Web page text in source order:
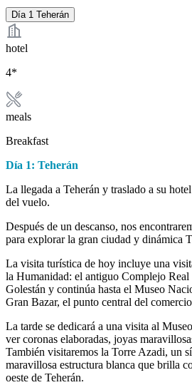
Día 1 Teherán
hotel
4*
meals
Breakfast
Día 1: Teherán
La llegada a Teherán y traslado a su
del vuelo.
Después de un descanso, nos
para explorar la gran ciudad y dinámica
La visita turística de hoy incluye una
la Humanidad: el antiguo Complejo Real
Golestán y continúa hasta el Museo
Gran Bazar, el punto central del
La tarde se dedicará a una visita al
ver coronas elaboradas, joyas
También visitaremos la Torre Azadi, un
maravillosa estructura blanca que brilla
oeste de Teherán.